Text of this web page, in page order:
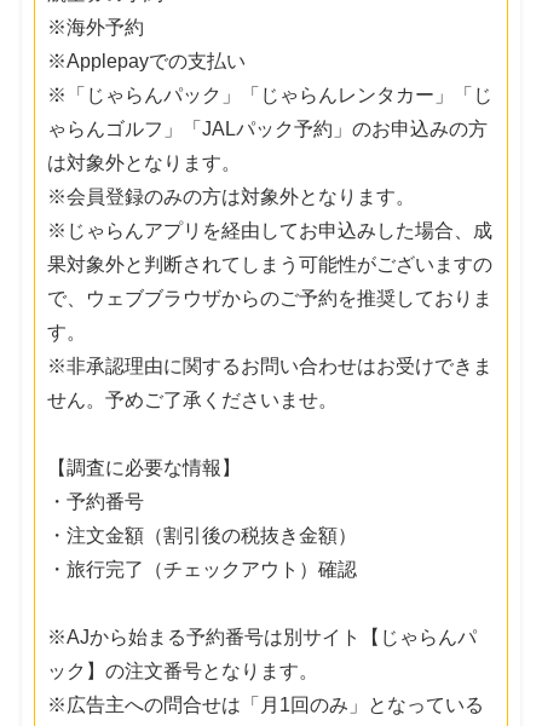
※海外予約
※Applepayでの支払い
※「じゃらんパック」「じゃらんレンタカー」「じ
ゃらんゴルフ」「JALパック予約」のお申込みの方
は対象外となります。
※会員登録のみの方は対象外となります。
※じゃらんアプリを経由してお申込みした場合、成
果対象外と判断されてしまう可能性がございますの
で、ウェブブラウザからのご予約を推奨しておりま
す。
※非承認理由に関するお問い合わせはお受けできま
せん。予めご了承くださいませ。
【調査に必要な情報】
・予約番号
・注文金額（割引後の税抜き金額）
・旅行完了（チェックアウト）確認
※AJから始まる予約番号は別サイト【じゃらんパ
ック】の注文番号となります。
※広告主への問合せは「月1回のみ」となっている